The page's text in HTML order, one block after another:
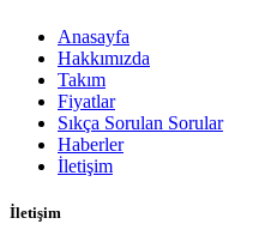
Anasayfa
Hakkımızda
Takım
Fiyatlar
Sıkça Sorulan Sorular
Haberler
İletişim
İletişim